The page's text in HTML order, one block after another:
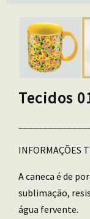
Tecidos
INFORMAÇÕES
A caneca é de
sublimação,
água fervente.